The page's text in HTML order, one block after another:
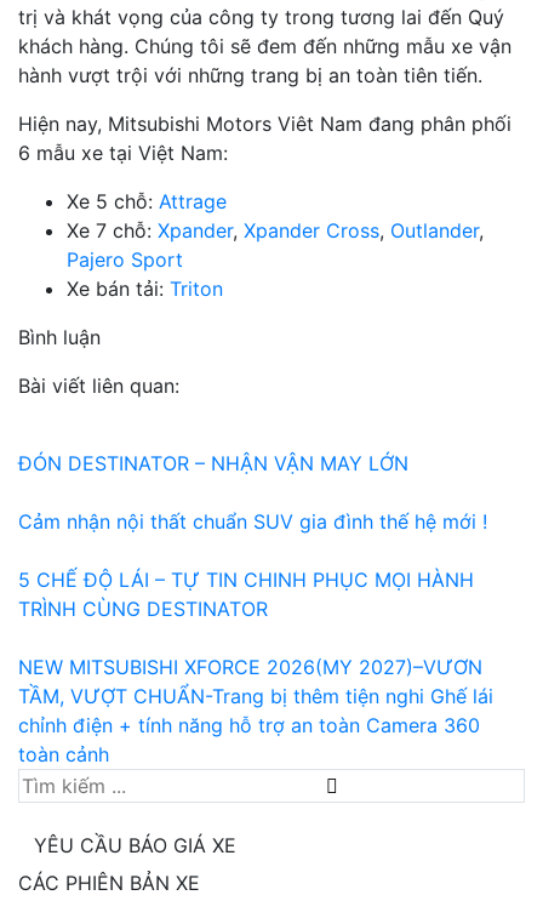
trị và khát vọng của công ty trong tương lai đến Quý
khách hàng. Chúng tôi sẽ đem đến những mẫu xe vận
hành vượt trội với những trang bị an toàn tiên tiến.
Hiện nay, Mitsubishi Motors Viêt Nam đang phân phối
6 mẫu xe tại Việt Nam:
Xe 5 chỗ: Attrage
Xe 7 chỗ: Xpander, Xpander Cross, Outlander,
Pajero Sport
Xe bán tải: Triton
Bình luận
Bài viết liên quan:
ĐÓN DESTINATOR – NHẬN VẬN MAY LỚN
Cảm nhận nội thất chuẩn SUV gia đình thế hệ mới !
5 CHẾ ĐỘ LÁI – TỰ TIN CHINH PHỤC MỌI HÀNH
TRÌNH CÙNG DESTINATOR
NEW MITSUBISHI XFORCE 2026(MY 2027)–VƯƠN
TẦM, VƯỢT CHUẨN-Trang bị thêm tiện nghi Ghế lái
chỉnh điện + tính năng hỗ trợ an toàn Camera 360
toàn cảnh
YÊU CẦU BÁO GIÁ XE
CÁC PHIÊN BẢN XE